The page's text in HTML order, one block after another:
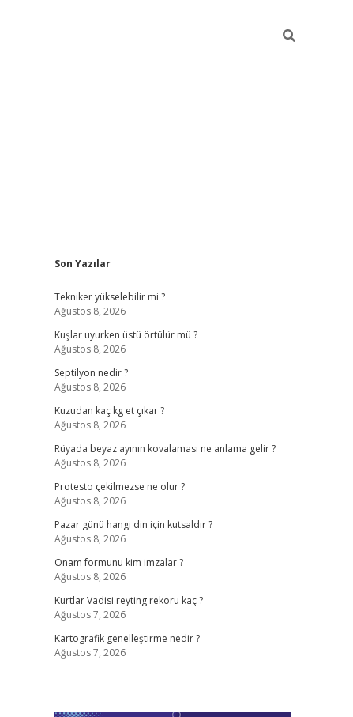
Sidebar
Son Yazılar
Tekniker yükselebilir mi ?
Ağustos 8, 2026
Kuşlar uyurken üstü örtülür mü ?
Ağustos 8, 2026
Septilyon nedir ?
Ağustos 8, 2026
Kuzudan kaç kg et çıkar ?
Ağustos 8, 2026
Rüyada beyaz ayının kovalaması ne anlama gelir ?
Ağustos 8, 2026
Protesto çekilmezse ne olur ?
Ağustos 8, 2026
Pazar günü hangi din için kutsaldır ?
Ağustos 8, 2026
Onam formunu kim imzalar ?
Ağustos 8, 2026
Kurtlar Vadisi reyting rekoru kaç ?
Ağustos 7, 2026
Kartografik genelleştirme nedir ?
Ağustos 7, 2026